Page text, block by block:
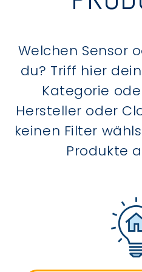
Welchen Sensor
du? Triff hier
Kategorie
Hersteller oder
keinen Filter
Produkte